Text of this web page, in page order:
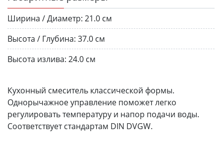
Ширина / Диаметр: 21.0 см
Высота / Глубина: 37.0 см
Высота излива: 24.0 см
Кухонный смеситель классической формы.
Однорычажное управление поможет легко
регулировать температуру и напор подачи воды.
Соответствует стандартам DIN DVGW.